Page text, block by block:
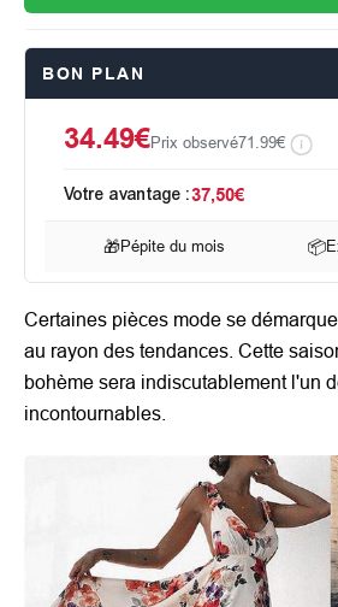
BON PLAN
34.49€Prix observé71.99€
Votre avantage :37,50€
🎁Pépite du mois 📦
Certaines pièces mode se
au rayon des tendances. Cette
bohème sera indiscutablement l'un
incontournables.